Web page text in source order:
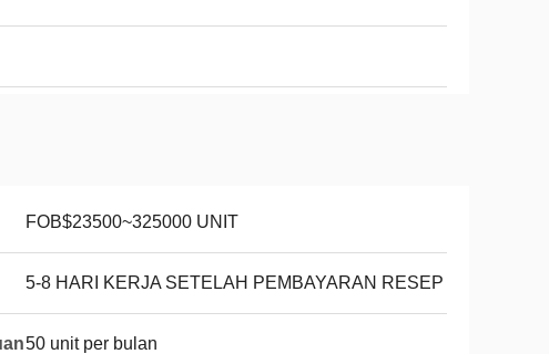
FOB$23500~325000 UNIT
5-8 HARI KERJA SETELAH PEMBAYARAN RESEP
50 unit per bulan